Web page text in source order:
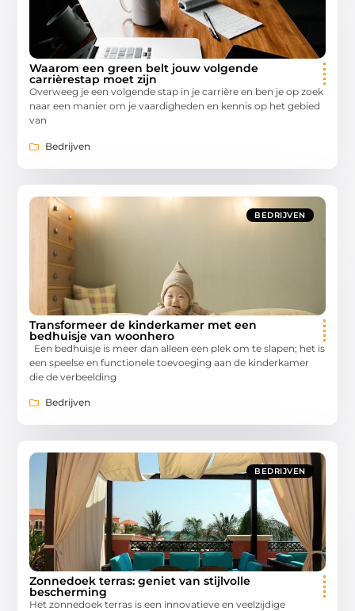
Waarom een green belt jouw volgende
carrièrestap moet zijn
Overweeg je een volgende stap in je carrière en ben je op zoek
naar een manier om je vaardigheden en kennis op het gebied
van
Bedrijven
BEDRIJVEN
Transformeer de kinderkamer met een
bedhuisje van woonhero
Een bedhuisje is meer dan alleen een plek om te slapen; het is
een speelse en functionele toevoeging aan de kinderkamer
die de verbeelding
Bedrijven
BEDRIJVEN
Zonnedoek terras: geniet van stijlvolle
bescherming
Het zonnedoek terras is een innovatieve en veelzijdige